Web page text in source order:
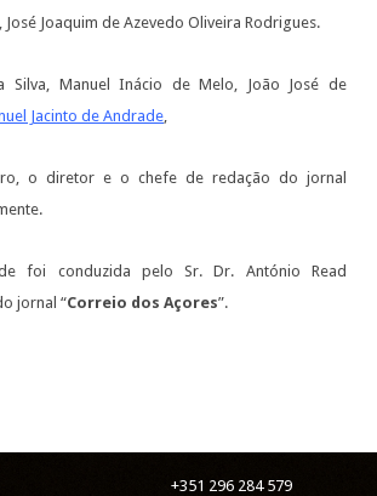
Joaquim de Azevedo Oliveira Rodrigues.
Silva, Manuel Inácio de Melo, João José de
Jacinto de Andrade
o diretor e o chefe de redação do jornal
foi conduzida pelo Sr. Dr. António Read
jornal “Correio dos Açores”.
+351 296 284 579